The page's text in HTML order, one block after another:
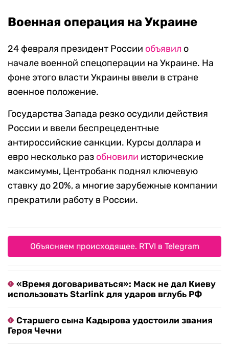
Военная операция на Украине
24 февраля президент России объявил о
начале военной спецоперации на Украине. На
фоне этого власти Украины ввели в стране
военное положение.
Государства Запада резко осудили действия
России и ввели беспрецедентные
антироссийские санкции. Курсы доллара и
евро несколько раз обновили исторические
максимумы, Центробанк поднял ключевую
ставку до 20%, а многие зарубежные компании
прекратили работу в России.
Объясняем происходящее. RTVI в Telegram
«Время договариваться»: Маск не дал Киеву
использовать Starlink для ударов вглубь РФ
Старшего сына Кадырова удостоили звания
Героя Чечни